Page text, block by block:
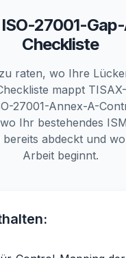
27001-
Checkliste
raten, wo Ihre
mappt
27001-Annex-A-
Ihr bestehendes
abdeckt und
Arbeit beginnt.